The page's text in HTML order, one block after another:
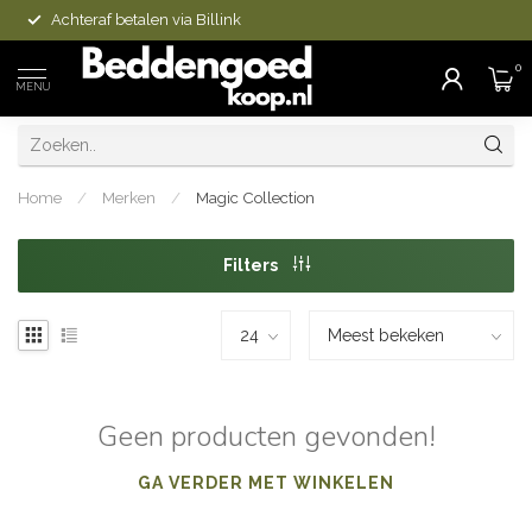
Achteraf betalen via Billink
MENU
0
Home / Merken / Magic Collection
Filters
Geen producten gevonden!
GA VERDER MET WINKELEN